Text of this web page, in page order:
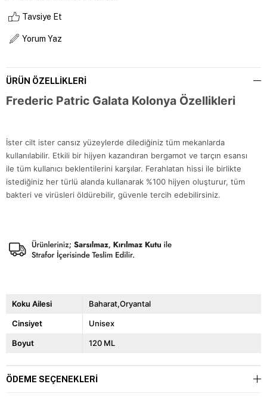
Tavsiye Et
Yorum Yaz
ÜRÜN ÖZELLIKLERI
Frederic Patric Galata Kolonya Özellikleri
İster cilt ister cansız yüzeylerde dilediğiniz tüm mekanlarda
kullanılabilir. Etkili bir hijyen kazandıran bergamot ve tarçın esansı
ile tüm kullanıcı beklentilerini karşılar. Ferahlatan hissi ile birlikte
istediğiniz her türlü alanda kullanarak %100 hijyen oluşturur, tüm
bakteri ve virüsleri öldürebilir, güvenle tercih edebilirsiniz.
Koku Ailesi Baharat,Oryantal
Cinsiyet Unisex
Boyut 120 ML
ÖDEME SEÇENEKLERI